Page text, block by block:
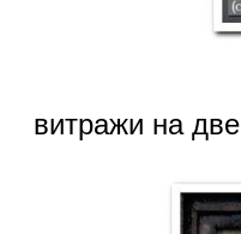
витражи на